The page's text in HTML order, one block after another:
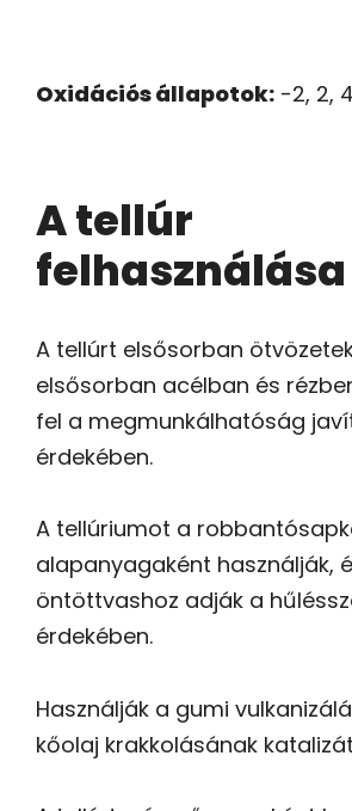
Oxidációs állapotok: -2, 2,
A tellúr
felhasználása
A tellúrt elsősorban
elsősorban acélban és
fel a megmunkálhatóság
érdekében.
A tellúriumot a
alapanyagaként használják,
öntöttvashoz adják a
érdekében.
Használják a gumi
kőolaj krakkolásának